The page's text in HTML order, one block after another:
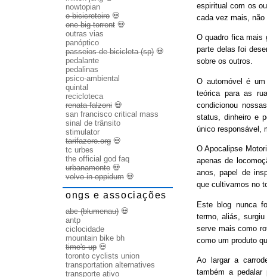
espiritual com os
cada vez mais,
O quadro fica mais
parte delas foi
sobre os outros.
O automóvel é
teórica para as
condicionou
status, dinheiro e
único responsável,
O Apocalipse
apenas de
anos, papel de
que cultivamos no
Este blog nunca
termo, aliás,
serve mais como
como um produto
Ao largar a
também a pedalar
nowtopian
o bicicreteiro 💀
one big torrent 💀
outras vias
panóptico
passeios de bicicleta (sp) 💀
pedalante
pedalinas
psico-ambiental
quintal
recicloteca
renata falzoni 💀
san francisco critical mass
sinal de trânsito
stimulator
tarifazero.org 💀
tc urbes
the official god faq
urbanamente 💀
volvo in oppidum 💀
ongs e associações
abc (blumenau) 💀
antp
ciclocidade
mountain bike bh
time's up 💀
toronto cyclists union
transportation alternatives
transporte ativo